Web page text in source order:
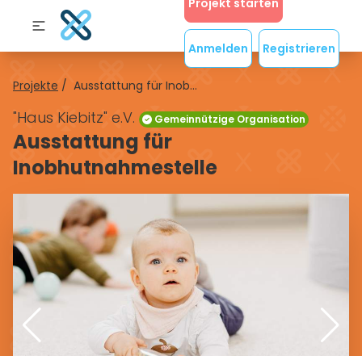
Projekt starten
Anmelden Registrieren
Projekte / Ausstattung für Inob...
"Haus Kiebitz" e.V. Gemeinnützige Organisation
Ausstattung für
Inobhutnahmestelle